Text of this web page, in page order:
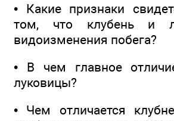
• Какие признаки
том, что клубень и
видоизменения побега?
• В чем главное
луковицы?
• Чем отличается